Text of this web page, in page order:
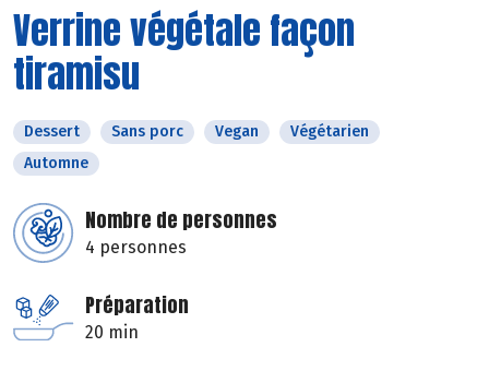
Verrine végétale façon
tiramisu
Dessert Sans porc Vegan
Végétarien
Automne
Nombre de personnes
4 personnes
Préparation
20 min